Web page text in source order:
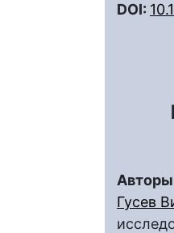
DOI:
Гусев